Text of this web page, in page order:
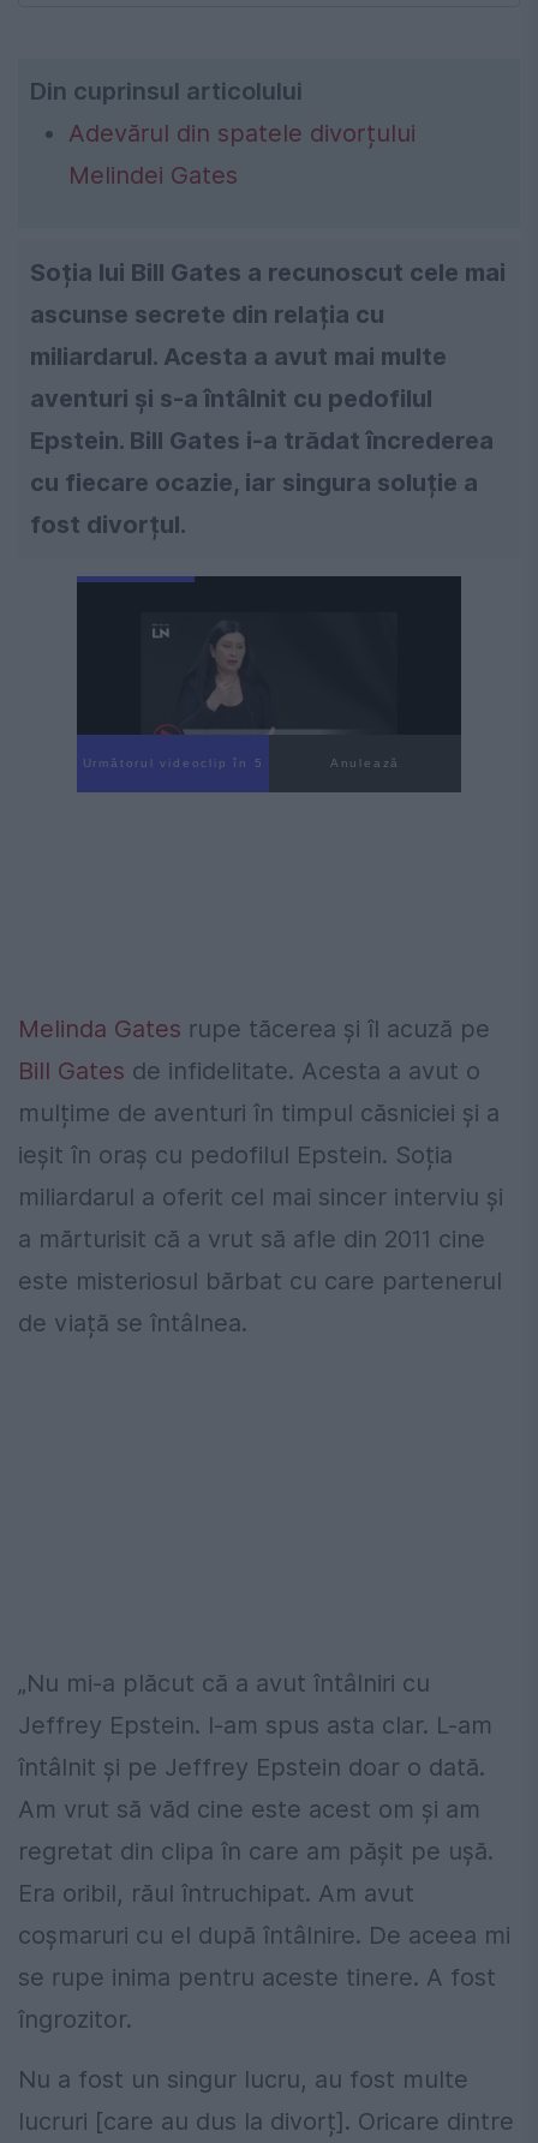
Din cuprinsul articolului
Adevărul din spatele divorțului
Melindei Gates
Soția lui Bill Gates a recunoscut cele mai
ascunse secrete din relația cu
miliardarul. Acesta a avut mai multe
aventuri și s-a întâlnit cu pedofilul
Epstein. Bill Gates i-a trădat încrederea
cu fiecare ocazie, iar singura soluție a
fost divorțul.
Următorul videoclip în 4 Anulează
Melinda Gates rupe tăcerea și îl acuză pe
Bill Gates de infidelitate. Acesta a avut o
mulțime de aventuri în timpul căsniciei și a
ieșit în oraș cu pedofilul Epstein. Soția
miliardarul a oferit cel mai sincer interviu și
a mărturisit că a vrut să afle din 2011 cine
este misteriosul bărbat cu care partenerul
de viață se întâlnea.
„Nu mi-a plăcut că a avut întâlniri cu
Jeffrey Epstein. I-am spus asta clar. L-am
întâlnit și pe Jeffrey Epstein doar o dată.
Am vrut să văd cine este acest om și am
regretat din clipa în care am pășit pe ușă.
Era oribil, răul întruchipat. Am avut
coșmaruri cu el după întâlnire. De aceea mi
se rupe inima pentru aceste tinere. A fost
îngrozitor.
Nu a fost un singur lucru, au fost multe
lucruri [care au dus la divorț]. Oricare dintre